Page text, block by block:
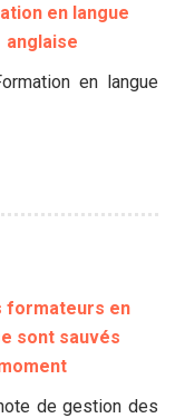
en langue
anglaise
en langue
formateurs en
sont sauvés
de gestion des